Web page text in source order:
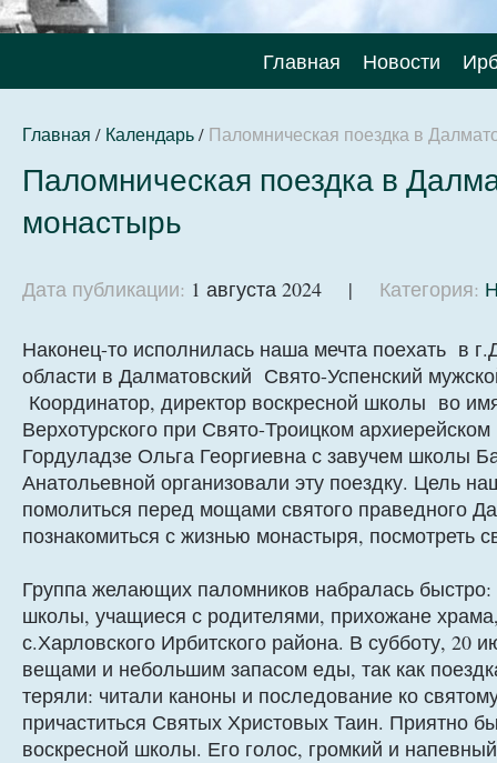
Главная Новости
Главная / Календарь/ Паломническая поездка в
Паломническая поездка в
монастырь
Дата публикации: 1 августа 2024 | Категория:
Наконец-то исполнилась наша мечта поехать в
области в Далматовский Свято-Успенский
Координатор, директор воскресной школы во
Верхотурского при Свято-Троицком
Гордуладзе Ольга Георгиевна с завучем школы
Анатольевной организовали эту поездку. Цель
помолиться перед мощами святого праведного
познакомиться с жизнью монастыря, посмотреть
Группа желающих паломников набралась быстро:
школы, учащиеся с родителями, прихожане
с.Харловского Ирбитского района. В субботу, 20
вещами и небольшим запасом еды, так как
теряли: читали каноны и последование ко
причаститься Святых Христовых Таин. Приятно
воскресной школы. Его голос, громкий и